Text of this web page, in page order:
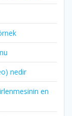
nedir
en